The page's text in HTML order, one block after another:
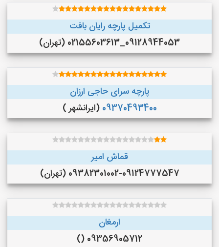
تکمیل پارچه رایان بافت
09128944053_02155603613 (تهران)
پارچه سرای حاجی ارزان
09370493400 (ایرانشهر )
قماش امیر
09382301002-09124777547 (تهران)
ارمغان
09356905712 ()